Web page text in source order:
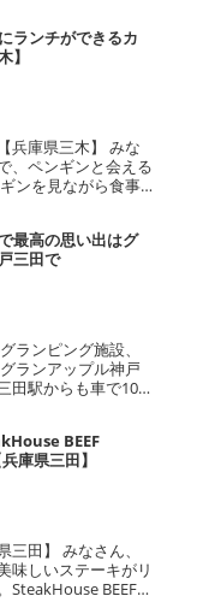
ランチができるカ
】
兵庫県三木】 みな
、ペンギンと会える
ンを見ながら食事
最高の思い出はグ
三田で
ランピング施設、
ランアップル神戸
田駅からも車で10
BEEF
庫県三田】
田】 みなさん、
味しいステーキがリ
SteakHouse BEEF